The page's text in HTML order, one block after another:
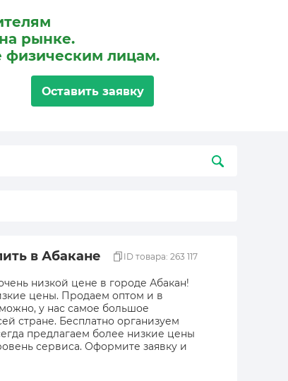
рынке.
физическим лицам.
Оставить заявку
в Абакане ID товара: 263 117
низкой цене в городе Абакан!
цены. Продаем оптом и в
у нас самое большое
стране. Бесплатно организуем
предлагаем более низкие цены
сервиса. Оформите заявку и